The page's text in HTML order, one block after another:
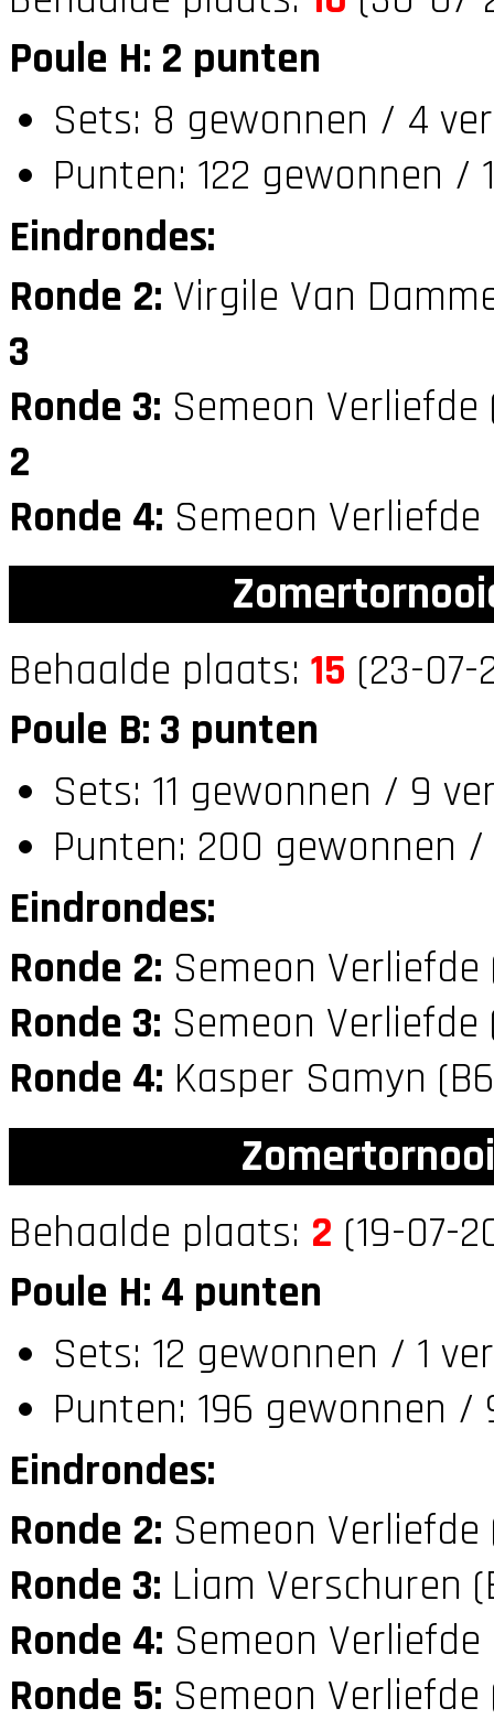
Poule H: 2 punten
Sets: 8 gewonnen / 4
Punten: 122 gewonnen /
Eindrondes:
Ronde 2: Virgile Van
3
Ronde 3: Semeon
2
Ronde 4: Semeon
Behaalde plaats: 15 (23-07-
Poule B: 3 punten
Sets: 11 gewonnen / 9
Punten: 200 gewonnen /
Eindrondes:
Ronde 2: Semeon
Ronde 3: Semeon
Ronde 4: Kasper Samyn
Behaalde plaats: 2 (19-07-
Poule H: 4 punten
Sets: 12 gewonnen / 1
Punten: 196 gewonnen /
Eindrondes:
Ronde 2: Semeon
Ronde 3: Liam Verschuren
Ronde 4: Semeon
Ronde 5: Semeon